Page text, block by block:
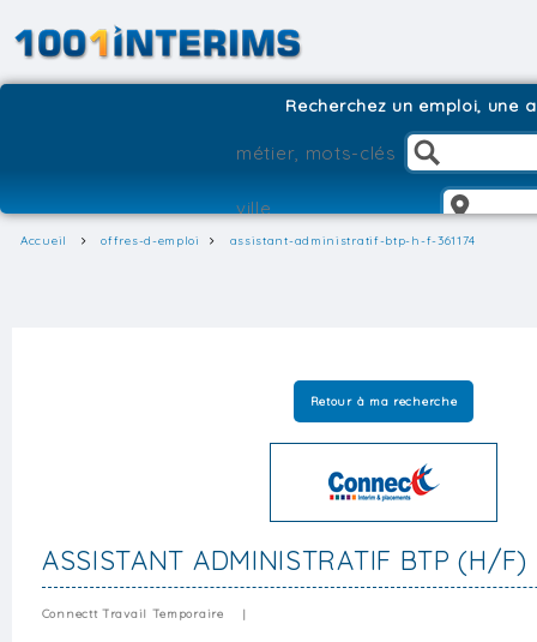
Recherchez un emploi, une
Accueil offres-d-emploi assistant-administratif-btp-h-f-361174
Retour à ma recherche
ASSISTANT ADMINISTRATIF BTP (H/F)
Connectt Travail Temporaire |